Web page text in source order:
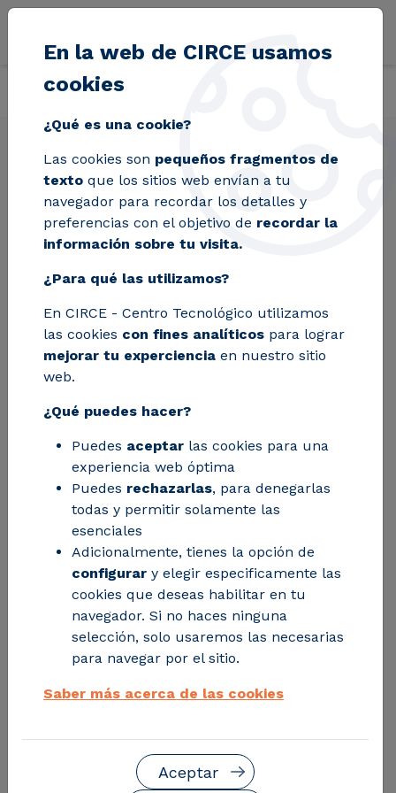
Pasar al contenido principal
Soluciones
Virtualización de
protección y control
para la
transformación digital
de redes eléctricas
Libera las funciones críticas de
protección y control de tus
subestaciones del hardware,sin
comprometer la fiabilidad ni
la seguridad
Convierte tu arquitectura
actual en una plataforma
flexible, escalable y preparada
para nuevas funcionalidades
Tecnología validada en
proyectos reales con
En la web de CIRCE usamos
cookies
¿Qué es una cookie?
Las cookies son pequeños fragmentos de
texto que los sitios web envían a tu
navegador para recordar los detalles y
preferencias con el objetivo de recordar la
información sobre tu visita.
¿Para qué las utilizamos?
En CIRCE - Centro Tecnológico utilizamos
las cookies con fines analíticos para lograr
mejorar tu experciencia en nuestro sitio
web.
¿Qué puedes hacer?
Puedes aceptar las cookies para una
experiencia web óptima
Puedes rechazarlas, para denegarlas
todas y permitir solamente las
esenciales
Adicionalmente, tienes la opción de
configurar y elegir especificamente las
cookies que deseas habilitar en tu
navegador. Si no haces ninguna
selección, solo usaremos las necesarias
para navegar por el sitio.
Saber más acerca de las cookies
Aceptar